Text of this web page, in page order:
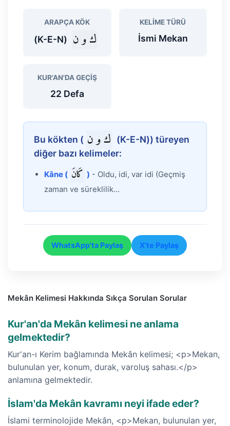
ARAPÇA KÖK
ك و ن (K-E-N)
KELIME TÜRÜ
İsmi Mekan
KUR'AN'DA GEÇIŞ
22 Defa
Bu kökten ( ك و ن
(K-E-N)) türeyen
diğer bazı kelimeler:
Kâne ( كَانَ ) - Oldu, idi, var idi (Geçmiş
zaman ve süreklilik...
WhatsApp'ta Paylaş X'te Paylaş
Mekân Kelimesi Hakkında Sıkça Sorulan Sorular
Kur'an'da Mekân kelimesi ne anlama
gelmektedir?
Kur'an-ı Kerim bağlamında Mekân kelimesi; <p>Mekan,
bulunulan yer, konum, durak, varoluş sahası.</p>
anlamına gelmektedir.
İslam'da Mekân kavramı neyi ifade eder?
İslami terminolojide Mekân, <p>Mekan, bulunulan yer,